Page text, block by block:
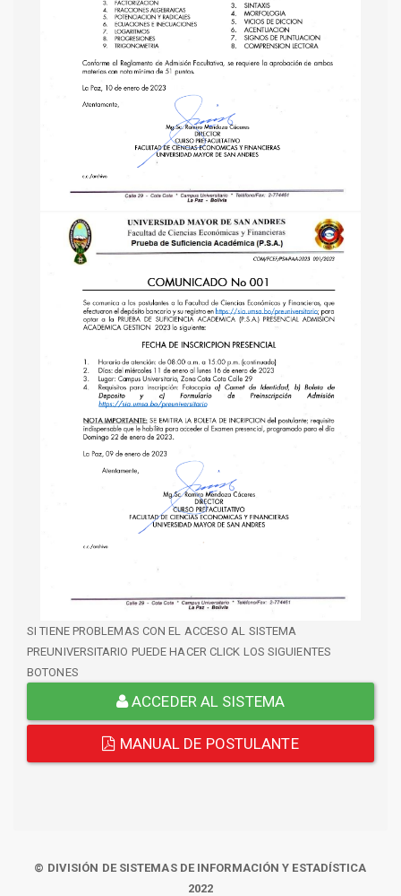
SI TIENE PROBLEMAS CON EL ACCESO AL SISTEMA
PREUNIVERSITARIO PUEDE HACER CLICK LOS SIGUIENTES
BOTONES
ACCEDER AL SISTEMA
MANUAL DE POSTULANTE
© DIVISIÓN DE SISTEMAS DE INFORMACIÓN Y ESTADÍSTICA
2022